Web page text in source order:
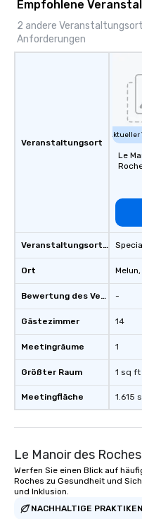
Empfohlene
2 andere
Anforderungen
Veranstaltungsort
Veranstaltungsortstyp
Ort
Bewertung des Veranstaltungsortes
Gästezimmer
Meetingräume
Größter Raum
Meetingfläche
Le
Melun,
-
14
1
1 sq ft
1.615
Le Manoir des
Werfen Sie einen Blick auf
Roches zu Gesundheit und
und Inklusion.
NACHHALTIGE PRAKTIKEN